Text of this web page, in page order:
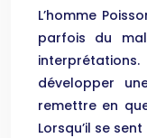
L’homme
parfois du
développer
remettre en
Lorsqu’il se